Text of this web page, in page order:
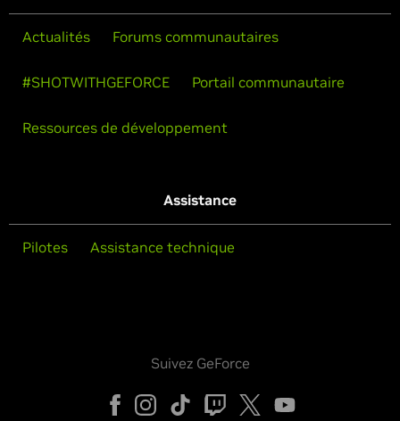
Actualités Forums communautaires
#SHOTWITHGEFORCE Portail communautaire
Ressources de développement
Assistance
Pilotes Assistance technique
Suivez GeForce